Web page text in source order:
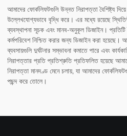
আমাদের ফোর্কলিফটগুলি উন্নত নিরাপত্তা বৈশিষ্ট্য
উল্লেখযোগ্যভাবে বৃদ্ধি করে। এর মধ্যে রয়েছে
ব্যবস্থাপনা সূচক এবং মানব-অনুকূল ডিজাইন। প্রতিটি
কর্মপরিবেশ নিশ্চিত করার জন্য ডিজাইন করা হয়েছে।
ব্যবসায়গুলি দুর্ঘটনার সম্ভাবনা কমাতে পারে এবং
নিরাপত্তার প্রতি প্রতিশ্রুতি প্রতিফলিত হয়েছে
নিরাপত্তা মানদণ্ড মেনে চলায়, যা আমাদের
পছন্দ করে তোলে।